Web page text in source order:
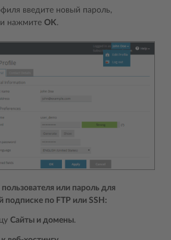
введите новый пароль,
и нажмите OK.
или пароль для
подписке по FTP или SSH:
Сайты и домены.